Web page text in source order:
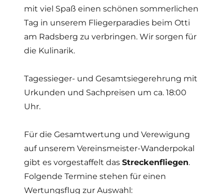
mit viel Spaß einen schönen sommerlichen
Tag in unserem Fliegerparadies beim Otti
am Radsberg zu verbringen. Wir sorgen für
die Kulinarik.
Tagessieger- und Gesamtsiegerehrung mit
Urkunden und Sachpreisen um ca. 18:00
Uhr.
Für die Gesamtwertung und Verewigung
auf unserem Vereinsmeister-Wanderpokal
gibt es vorgestaffelt das Streckenfliegen.
Folgende Termine stehen für einen
Wertungsflug zur Auswahl: